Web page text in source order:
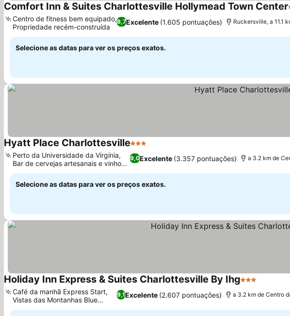
Comfort Inn & Suites Charlottesville Hollymead Town Center
8,7Excelente (1.605 pontuações)
Centro de fitness bem equipado,
Propriedade recém-construída
Ruckersville, a 11.1
Selecione as datas para ver os preços exatos.
Hyatt Place Charlottesville3 Estrelas
9,0Excelente (3.357 pontuações)
Perto da Universidade da Virgínia,
Bar de cervejas artesanais e vinhos
locais
a 3.2 km de
Selecione as datas para ver os preços exatos.
Holiday Inn Express & Suites Charlottesville By Ihg3 Estrelas
9,1Excelente (2.607 pontuações)
Café da manhã Express Start,
Vistas das Montanhas Blue
Ridge
a 3.2 km de Centro